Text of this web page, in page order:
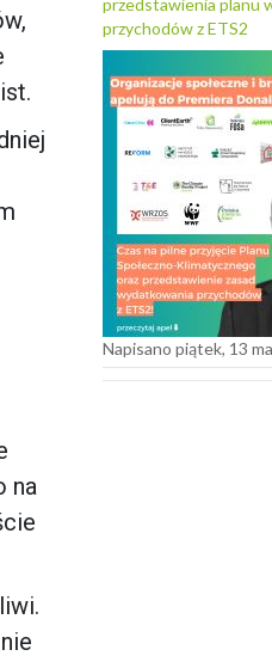
na
przedstawienia planu
przychodów z ETS2
Napisano piątek, 13